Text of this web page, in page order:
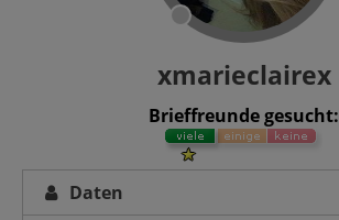
xmarieclairex
Brieffreunde gesucht:
Daten